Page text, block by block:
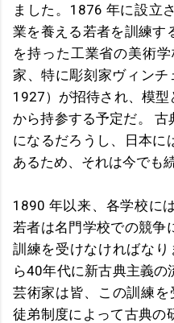
ました。1876 年に設立
業を養える若者を訓練す
を持った工業省の美術
家、特に彫刻家ヴィン
1927）が招待され、模
から持参する予定だ。
になるだろうし、日本に
あるため、それは今でも
1890 年以来、各学校に
若者は名門学校での競争
訓練を受けなければな
ら40年代に新古典主義
芸術家は皆、この訓練を
徒弟制度によって古典の